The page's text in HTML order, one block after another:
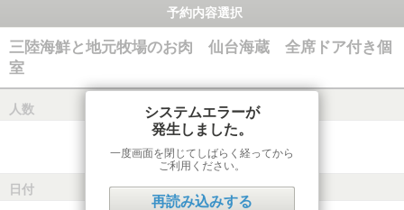
予約内容選択
三陸海鮮と地元牧場のお肉 仙台海蔵 全席ドア付き個
室
人数
日付
システムエラーが
発生しました。
一度画面を閉じてしばらく経ってから
ご利用ください。
再読み込みする